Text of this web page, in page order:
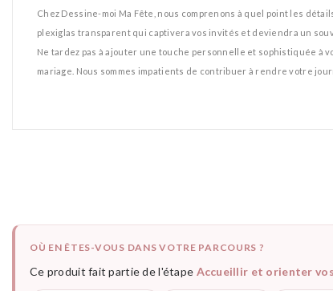
Chez Dessine-moi Ma Fête, nous comprenons à quel point les
plexiglas transparent qui captivera vos invités et deviendra un
Ne tardez pas à ajouter une touche personnelle et sophistiquée à
mariage. Nous sommes impatients de contribuer à rendre votre
OÙ EN ÊTES-VOUS DANS VOTRE PARCOURS ?
Ce produit fait partie de l'étape Accueillir et orienter